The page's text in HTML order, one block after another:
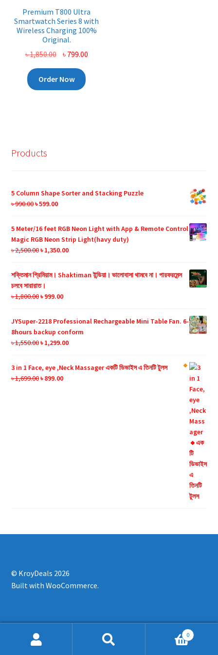
Premium T800 Ultra
Smartwatch Series 8 with
Wireless Charging 100%
Original.
৳1,850.00 Original
price
was:
৳ 1,850.00.
৳ 799.00Current
Order Now
Products
5 Column Shape Sorter and Stacking Puzzle
৳990.00Original
was:
৳ 990.00.
৳599.00Current
is:
৳ 599.00.
5 Meter/16 feet RGB Neon Light with App & Remote Control
Magic RGB Neon Strip Light(havy duty)
৳2,500.00Original
was:
৳ 2,500.00.
৳1,350.00Current
is:
৳ 1,350.00.
শক্তিমান প্রিমিয়াম। Shaktiman ইন্ডিয়া। ভালোবাসা থামবে না। পারফরমেন্স
চলবে সারারাত।
৳1,800.00Original
was:
৳ 1,800.00.
৳999.00Current
is:
৳ 999.00.
JYSuper-2218 Professional Rechargeable Mini Table Fan. 6-
8hours backup conform
৳1,550.00Original
৳ 1,550.00.
৳1,299.00Current
is:
৳ 1,299.00.
3 in 1 Face, eye ,Neck Massagerএকটি ডিভাইস এ তিনটি টুলস
৳1,699.00Original
৳899.00Current
© KroyDeals 2026
Built with WooCommerce.
0